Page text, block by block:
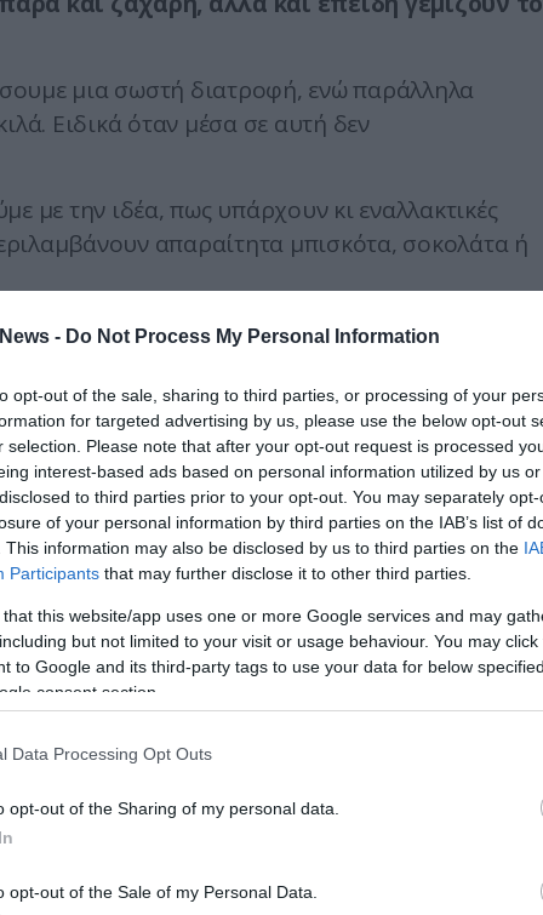
- Do Not Process My Personal Information
opt-out of the sale, sharing to third parties, or processing of your
for targeted advertising by us, please use the below opt-out
selection. Please note that after your opt-out request is processed
interest-based ads based on personal information utilized by us
to third parties prior to your opt-out. You may separately
of your personal information by third parties on the IAB’s list of
This information may also be disclosed by us to third parties on the
Participants that may further disclose it to other third parties.
that this website/app uses one or more Google services and may
but not limited to your visit or usage behaviour. You may
to Google and its third-party tags to use your data for below
consent section.
Data Processing Opt Outs
opt-out of the Sharing of my personal data.
opt-out of the Sale of my Personal Data.
μια σωστή διατροφή, ενώ παράλληλα
Ειδικά όταν μέσα σε αυτή δεν
με την ιδέα, πως υπάρχουν κι εναλλακτικές
απαραίτητα μπισκότα, σοκολάτα ή
διατροφής & ευεξίας, αποκαλύπτει
στην καθημερινότητά σου χωρίς φόβο.
της για τις μέρες που θέλει να φάει ένα
να ξεφύγει από τη διατροφή της.
κι αν είσαι σε αυστηρή δίαιτα
κι αν βρίσκεσαι σε δίαιτα, είναι το ψημένο
ακαταμάχητο.
φανεί είναι ιδανικό. Αυτό άλλωστε είναι και
αλλά από το τίποτα μπορείς να απολαύσεις